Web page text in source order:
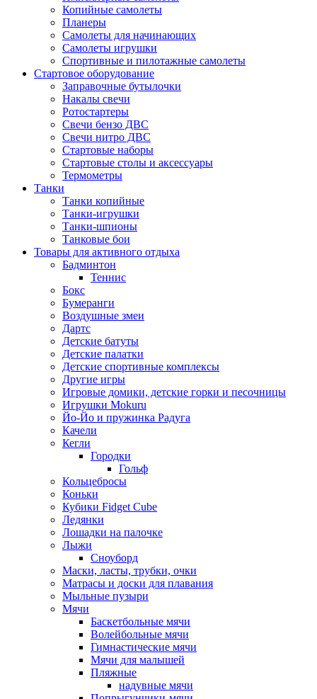
Копийные самолеты
Планеры
Самолеты для начинающих
Самолеты игрушки
Спортивные и пилотажные самолеты
Стартовое оборудование
Заправочные бутылочки
Накалы свечи
Ротостартеры
Свечи бензо ДВС
Свечи нитро ДВС
Стартовые наборы
Стартовые столы и аксессуары
Термометры
Танки
Танки копийные
Танки-игрушки
Танки-шпионы
Танковые бои
Товары для активного отдыха
Бадминтон
Теннис
Бокс
Бумеранги
Воздушные змеи
Дартс
Детские батуты
Детские палатки
Детские спортивные комплексы
Другие игры
Игровые домики, детские горки и песочницы
Игрушки Mokuru
Йо-Йо и пружинка Радуга
Качели
Кегли
Городки
Гольф
Кольцебросы
Коньки
Кубики Fidget Cube
Ледянки
Лошадки на палочке
Лыжи
Сноуборд
Маски, ласты, трубки, очки
Матрасы и доски для плавания
Мыльные пузыри
Мячи
Баскетбольные мячи
Волейбольные мячи
Гимнастические мячи
Мячи для малышей
Пляжные
надувные мячи